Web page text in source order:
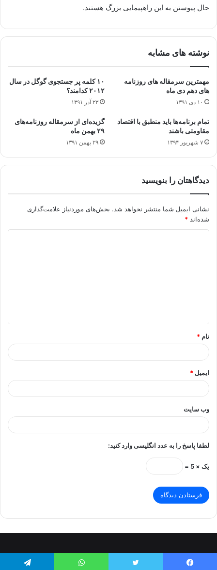
حال پیوستن به این راهپیمایی بزرگ هستند.
نوشته های مشابه
مهمترین سرمقاله های روزنامه
های دهم دی ماه
۱۰ دی ۱۳۹۱
۱۰ کلمه پر جستجوی گوگل در سال
۲۰۱۲ کدامند؟
۲۳ آذر ۱۳۹۱
تمام برنامه‌ها باید منطبق با اقتصاد
مقاومتی باشند
۷ شهریور ۱۳۹۴
گزیده‌ای از سرمقاله روزنامه‌های
۲۹ بهمن ماه
۲۹ بهمن ۱۳۹۱
دیدگاهتان را بنویسید
نشانی ایمیل شما منتشر نخواهد شد. بخش‌های موردنیاز علامت‌گذاری
شده‌اند *
*
نام *
ایمیل *
وب‌ سایت
لطفا پاسخ را به عدد انگلیسی وارد کنید:
یک × 5 =